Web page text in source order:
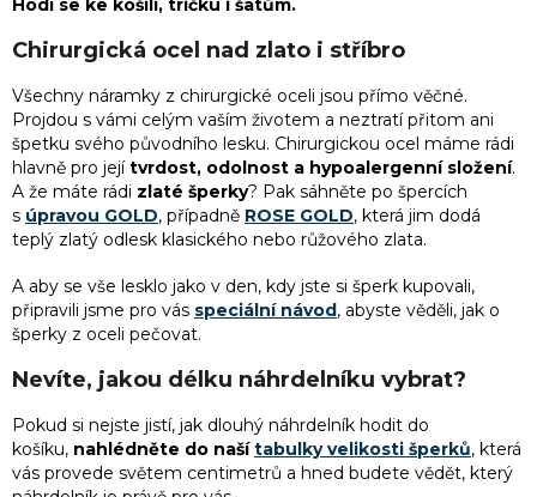
i
s
u
Hodí se ke košili, tričku i šatům.
Chirurgická ocel nad zlato i stříbro
Všechny náramky z chirurgické oceli jsou přímo věčné.
Projdou s vámi celým vaším životem a neztratí přitom ani
špetku svého původního lesku. Chirurgickou ocel máme rádi
hlavně pro její tvrdost, odolnost a hypoalergenní složení.
A že máte rádi zlaté šperky? Pak sáhněte po špercích
s úpravou GOLD, případně ROSE GOLD, která jim dodá
teplý zlatý odlesk klasického nebo růžového zlata.
A aby se vše lesklo jako v den, kdy jste si šperk kupovali,
připravili jsme pro vás speciální návod, abyste věděli, jak o
šperky z oceli pečovat.
Nevíte, jakou délku náhrdelníku vybrat?
Pokud si nejste jistí, jak dlouhý náhrdelník hodit do
košíku, nahlédněte do naší tabulky velikosti šperků, která
vás provede světem centimetrů a hned budete vědět, který